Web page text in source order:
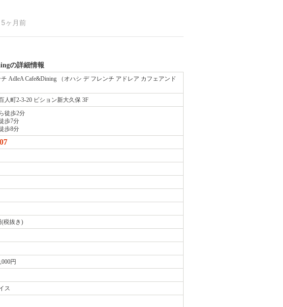
の詳細情報
AdleA Cafe&Dining （オハシ デ フレンチ アドレア カフェアンド
人町2-3-20 ビション新大久保 3F
徒歩2分
歩7分
歩8分
(税抜き)